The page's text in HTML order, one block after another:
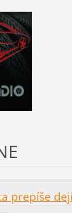
prepíše